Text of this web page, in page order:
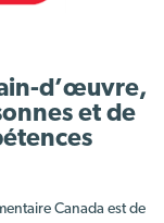
d’œuvre,
et de
Canada est de